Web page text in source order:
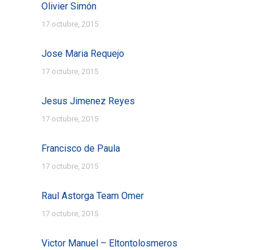
Olivier Simón
17 octubre, 2015
Jose Maria Requejo
17 octubre, 2015
Jesus Jimenez Reyes
17 octubre, 2015
Francisco de Paula
17 octubre, 2015
Raul Astorga Team Omer
17 octubre, 2015
Victor Manuel – Eltontolosmeros